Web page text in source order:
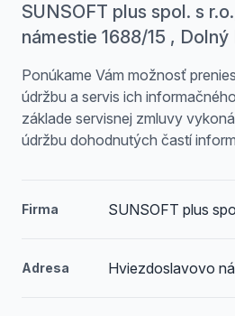
SUNSOFT plus spol. s
námestie 1688/15 , Dolný
Ponúkame Vám možnosť
údržbu a servis ich
základe servisnej zmluvy
údržbu dohodnutých častí
Firma SUNSOFT plus
Adresa Hviezdoslavovo